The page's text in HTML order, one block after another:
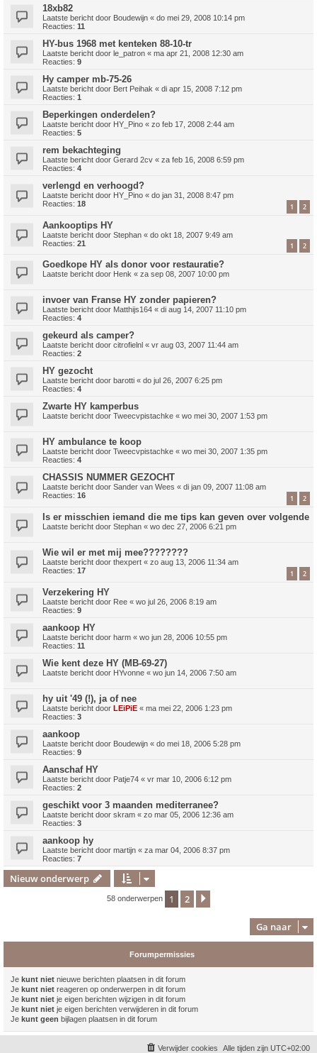
18xb82
Laatste bericht door Boudewijn « do mei 29, 2008 10:14 pm
Reacties: 11
HY-bus 1968 met kenteken 88-10-tr
Laatste bericht door le_patron « ma apr 21, 2008 12:30 am
Reacties: 9
Hy camper mb-75-26
Laatste bericht door Bert Peihak « di apr 15, 2008 7:12 pm
Reacties: 1
Beperkingen onderdelen?
Laatste bericht door HY_Pino « zo feb 17, 2008 2:44 am
Reacties: 5
rem bekachteging
Laatste bericht door Gerard 2cv « za feb 16, 2008 6:59 pm
Reacties: 4
verlengd en verhoogd?
Laatste bericht door HY_Pino « do jan 31, 2008 8:47 pm
Reacties: 18 1 2
Aankooptips HY
Laatste bericht door Stephan « do okt 18, 2007 9:49 am
Reacties: 21 1 2
Goedkope HY als donor voor restauratie?
Laatste bericht door Henk « za sep 08, 2007 10:00 pm
invoer van Franse HY zonder papieren?
Laatste bericht door Matthijs164 « di aug 14, 2007 11:10 pm
Reacties: 4
gekeurd als camper?
Laatste bericht door citrofielnl « vr aug 03, 2007 11:44 am
Reacties: 2
HY gezocht
Laatste bericht door barotti « do jul 26, 2007 6:25 pm
Reacties: 4
Zwarte HY kamperbus
Laatste bericht door Tweecvpistachke « wo mei 30, 2007 1:53 pm
HY ambulance te koop
Laatste bericht door Tweecvpistachke « wo mei 30, 2007 1:35 pm
Reacties: 4
CHASSIS NUMMER GEZOCHT
Laatste bericht door Sander van Wees « di jan 09, 2007 11:08 am
Reacties: 16 1 2
Is er misschien iemand die me tips kan geven over volgende
Laatste bericht door Stephan « wo dec 27, 2006 6:21 pm
Wie wil er met mij mee????????
Laatste bericht door thexpert « zo aug 13, 2006 11:34 am
Reacties: 17 1 2
Verzekering HY
Laatste bericht door Ree « wo jul 26, 2006 8:19 am
Reacties: 9
aankoop HY
Laatste bericht door harm « wo jun 28, 2006 10:55 pm
Reacties: 11
Wie kent deze HY (MB-69-27)
Laatste bericht door HYvonne « wo jun 14, 2006 7:50 am
hy uit '49 (!), ja of nee
Laatste bericht door LEiPiE « ma mei 22, 2006 1:23 pm
Reacties: 3
aankoop
Laatste bericht door Boudewijn « do mei 18, 2006 5:28 pm
Reacties: 9
Aanschaf HY
Laatste bericht door Patje74 « vr mar 10, 2006 6:12 pm
Reacties: 2
geschikt voor 3 maanden mediterranee?
Laatste bericht door skram « zo mar 05, 2006 12:36 am
Reacties: 3
aankoop hy
Laatste bericht door martijn « za mar 04, 2006 8:37 pm
Reacties: 7
Nieuw onderwerp
58 onderwerpen 1 2
Ga naar
Forumpermissies
Je kunt niet nieuwe berichten plaatsen in dit forum
Je kunt niet reageren op onderwerpen in dit forum
Je kunt niet je eigen berichten wijzigen in dit forum
Je kunt niet je eigen berichten verwijderen in dit forum
Je kunt geen bijlagen plaatsen in dit forum
Alle tijden zijn UTC+02:00
Verwijder cookies